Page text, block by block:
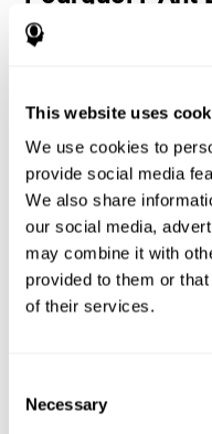
This website uses
We use cookies to
provide social media
We also share
our social media,
may combine it with
provided to them or
of their services.
Selection
Necessary
populaire ? -
l'objectif. Les
se sont inspirés des jeux
L'utilisateur doit penser
mouvement aussi vite que
Préparez-vous à essayer
CogniFit, plein d'obstacles
Comment le
améliore-t-il
cognitives ?
aider les circuits
fonctions cognitives